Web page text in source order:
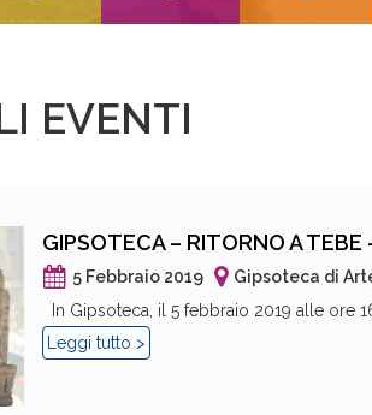
EVENTI
GIPSOTECA – RITORNO A
5 Febbraio 2019
Gipsoteca di
In Gipsoteca, il 5 febbraio 2019 alle ore
Leggi tutto >